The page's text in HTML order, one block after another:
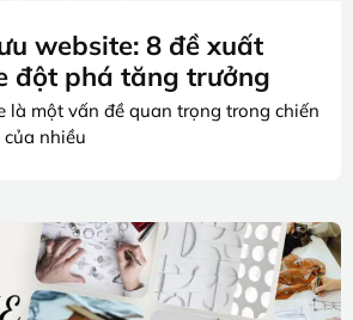
website: 8 đề xuất
đột phá tăng trưởng
là một vấn đề quan trọng trong chiến
nhiều